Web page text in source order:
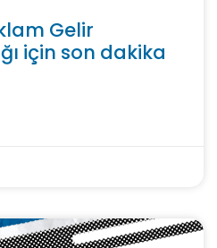
Gelir
için son dakika